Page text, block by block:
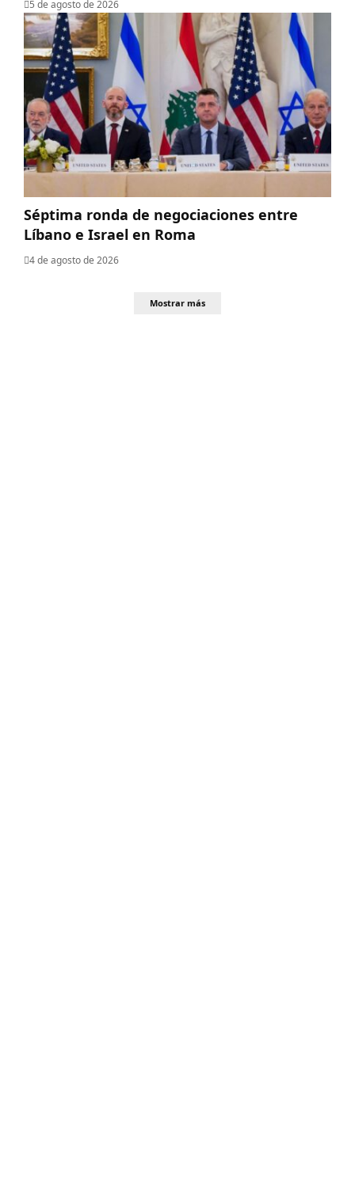
5 de agosto de 2026
Séptima ronda de negociaciones entre
Líbano e Israel en Roma
4 de agosto de 2026
Mostrar más